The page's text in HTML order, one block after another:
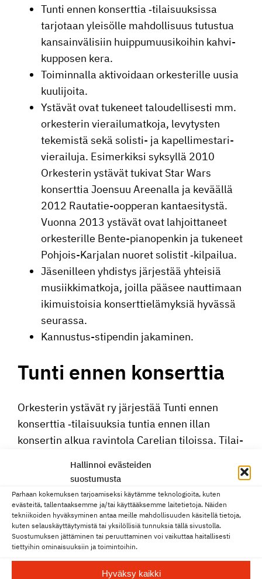
Hallinnoi evästeiden
suostumusta
Parhaan kokemuksen tarjoamiseksi käytämme teknologioita, kuten
evästeitä, tallentaaksemme ja/tai käyttääksemme laitetietoja. Näiden
tekniikoiden hyväksyminen antaa meille mahdollisuuden käsitellä tietoja,
kuten selauskäyttäytymistä tai yksilöllisiä tunnuksia tällä sivustolla.
Suostumuksen jättäminen tai peruuttaminen voi vaikuttaa haitallisesti
tiettyihin ominaisuuksiin ja toimintoihin.
Hyväksy kaikki
Tunti ennen konserttia ‑tilai­suuk­sissa
tarjotaan yleisölle mahdol­li­suus tutustua
kansain­vä­li­siin huippu­muusi­koihin kahvi­
kup­posen kera.
Toimin­nalla aktivoi­daan orkes­te­rille uusia
kuulijoita.
Ystävät ovat tukeneet talou­del­li­sesti mm.
orkes­terin vierai­lu­mat­koja, levytysten
tekemistä sekä solisti- ja kapel­li­mes­ta­ri­
vie­rai­luja. Esimer­kiksi syksyllä 2010
Orkes­terin ystävät tukivat Star Wars
konserttia Joensuu Areenalla ja keväällä
2012 Rautatie-oopperan kantae­si­tystä.
Vuonna 2013 ystävät ovat lahjoit­ta­neet
orkes­te­rille Bente-piano­penkin ja tukeneet
Pohjois-Karjalan nuoret solistit ‑kilpailua.
Jäsenil­leen yhdistys järjestää yhteisiä
musiik­ki­mat­koja, joilla pääsee nautti­maan
ikimuis­toisia konsert­tie­lä­myksiä hyvässä
seurassa.
Kannustus-stipendin jakaminen.
Tunti ennen konserttia
Orkes­terin ystävät ry järjestää Tunti ennen
konserttia ‑tilai­suuksia tuntia ennen illan
konsertin alkua ravintola Carelian tiloissa. Tilai­
ohjel­masta vierai­le­vien kapel­li­mes­ta­reiden ja
solistien kertomana. Tarkemmat tilai­suuk­sien
ajankohdat löydät konsert­ti­koh­tai­sista
tiedoista.
Hallitus